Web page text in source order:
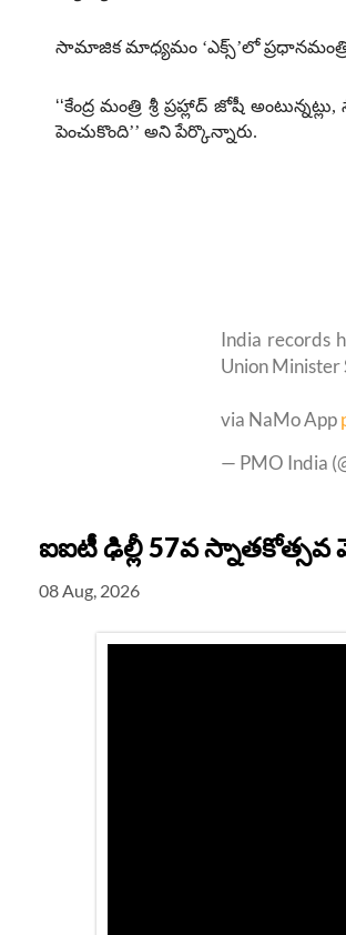
సామాజిక మాధ్యమం ‘ఎక్స్’లో ప్రధానమంత్రి
‘‘కేంద్ర మంత్రి శ్రీ ప్రహ్లాద్ జోషీ అంటున్నట్లు,
పెంచుకొంది’’ అని పేర్కొన్నారు.
India records
Union Minister
via NaMo App
— PMO India
ఐఐటీ ఢిల్లీ 57వ స్నాతకోత్సవ
08 Aug, 2026